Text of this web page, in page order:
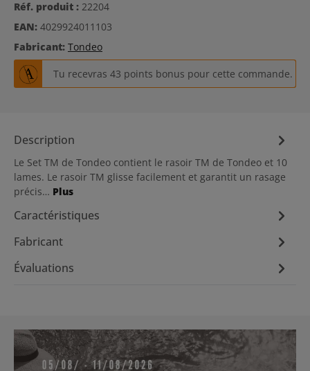
Réf. produit : 22204
EAN: 4029924011103
Fabricant: Tondeo
Tu recevras 43 points bonus pour cette commande.
Description
Le Set TM de Tondeo contient le rasoir TM de Tondeo et 10
lames. Le rasoir TM glisse facilement et garantit un rasage
précis… Plus
Caractéristiques
Fabricant
Évaluations